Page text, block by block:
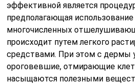
эффективной является
предполагающая
многочисленных
происходит путем легкого
средствами. При этом с дермы
ороговевшие, отмирающие
насыщаются полезными